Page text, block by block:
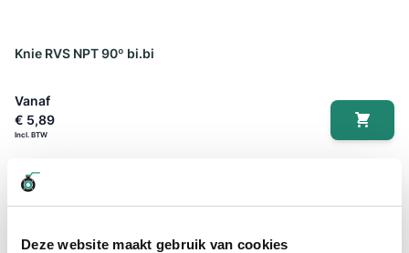
Deze website maakt gebruik van cookies
Knie RVS NPT 90º bi.bi
Vanaf
€ 5,89